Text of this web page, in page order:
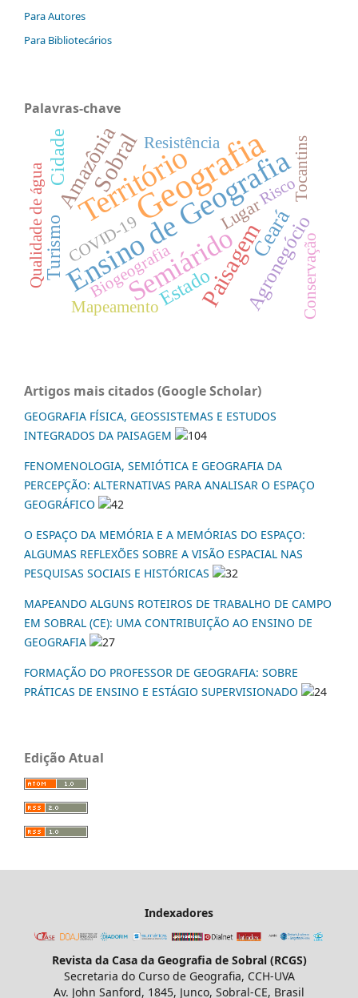
Para Autores
Para Bibliotecários
Palavras-chave
Geografia
Território
Ensino de Geografia
Semiárido
Paisagem
Sobral
Ceará
Amazônia
Agronegócio
Cidade
Turismo
Estado
Lugar
Qualidade de água
Resistência
Mapeamento
Tocantins
Risco
Biogeografia Conservação
COVID-19
Artigos mais citados (Google Scholar)
GEOGRAFIA FÍSICA, GEOSSISTEMAS E ESTUDOS
INTEGRADOS DA PAISAGEM
104
FENOMENOLOGIA, SEMIÓTICA E GEOGRAFIA DA
PERCEPÇÃO: ALTERNATIVAS PARA ANALISAR O ESPAÇO
GEOGRÁFICO
42
O ESPAÇO DA MEMÓRIA E A MEMÓRIAS DO ESPAÇO:
ALGUMAS REFLEXÕES SOBRE A VISÃO ESPACIAL NAS
PESQUISAS SOCIAIS E HISTÓRICAS
32
MAPEANDO ALGUNS ROTEIROS DE TRABALHO DE CAMPO
EM SOBRAL (CE): UMA CONTRIBUIÇÃO AO ENSINO DE
GEOGRAFIA
27
FORMAÇÃO DO PROFESSOR DE GEOGRAFIA: SOBRE
PRÁTICAS DE ENSINO E ESTÁGIO SUPERVISIONADO
24
Edição Atual
Indexadores
Revista da Casa da Geografia de Sobral (RCGS)
Secretaria do Curso de Geografia, CCH-UVA
Av. John Sanford, 1845, Junco, Sobral-CE, Brasil